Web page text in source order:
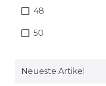
48
50